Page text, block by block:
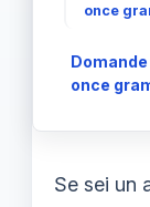
once
once
Se sei un